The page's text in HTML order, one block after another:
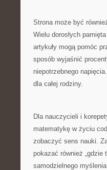
Strona może być
Wielu dorosłych
artykuły mogą pomóc
sposób wyjaśnić
niepotrzebnego
dla całej rodziny.
Dla nauczycieli i
matematykę w życiu
zobaczyć sens nauki.
pokazać również
samodzielnego